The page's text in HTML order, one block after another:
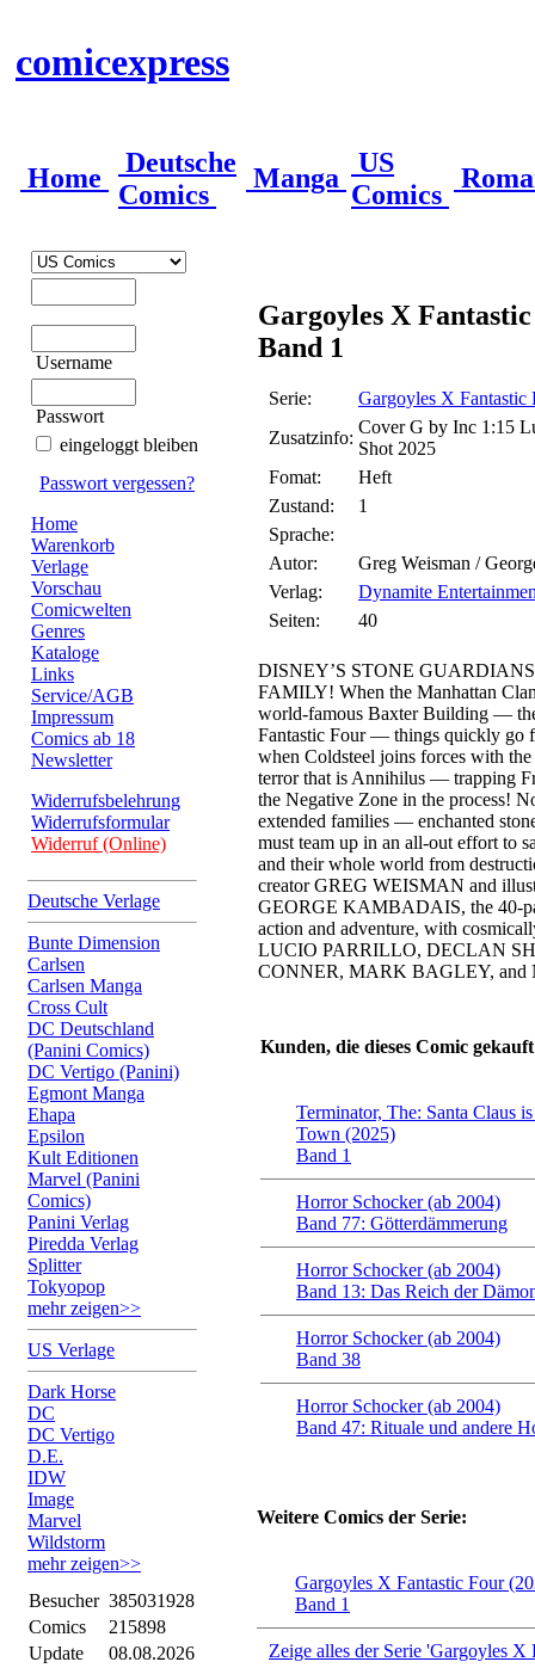
comicexpress
Home
Deutsche
Comics
Manga
US
Comics
Username
Passwort
eingeloggt bleiben
Passwort vergessen?
Home
Warenkorb
Verlage
Vorschau
Comicwelten
Genres
Kataloge
Links
Service/AGB
Impressum
Comics ab 18
Newsletter
Widerrufsbelehrung
Widerrufsformular
Widerruf (Online)
Deutsche Verlage
Bunte Dimension
Carlsen
Carlsen Manga
Cross Cult
DC Deutschland
(Panini Comics)
DC Vertigo (Panini)
Egmont Manga
Ehapa
Epsilon
Kult Editionen
Marvel (Panini
Comics)
Panini Verlag
Piredda Verlag
Splitter
Tokyopop
mehr zeigen>>
US Verlage
Dark Horse
DC
DC Vertigo
D.E.
IDW
Image
Marvel
Wildstorm
mehr zeigen>>
Besucher 385031928
Comics
215898
Update
08.08.2026
Gargoyles X
Band 1
Serie:
Gargoyles X Fantastic
Zusatzinfo:
Cover G by Inc 1:15
Shot 2025
Fomat:
Heft
Zustand:
1
Sprache:
Autor:
Greg Weisman /
Verlag:
Dynamite
Seiten:
40
DISNEY’S STONE
FAMILY! When the Manhattan
world-famous Baxter Building —
Fantastic Four — things quickly go
when Coldsteel joins forces with
terror that is Annihilus — trapping
the Negative Zone in the process!
extended families — enchanted
must team up in an all-out effort to
and their whole world from
creator GREG WEISMAN and
GEORGE KAMBADAIS, the 40-
action and adventure, with
LUCIO PARRILLO, DECLAN
CONNER, MARK BAGLEY,
Kunden, die dieses Comic
Terminator, The: Santa Claus
Town (2025)
Band 1
Horror Schocker (ab 2004)
Band 77: Götterdämmerung
Horror Schocker (ab 2004)
Band 13: Das Reich der
Horror Schocker (ab 2004)
Band 38
Horror Schocker (ab 2004)
Band 47: Rituale und andere
Weitere Comics der Serie:
Gargoyles X Fantastic Four
Band 1
Zeige alles der Serie 'Gargoyles X